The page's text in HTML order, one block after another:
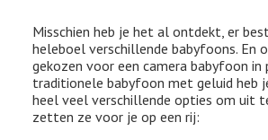
Misschien heb je het al ontdekt, er
heleboel verschillende babyfoons. En
gekozen voor een camera babyfoon in
traditionele babyfoon met geluid heb
heel veel verschillende opties om uit
zetten ze voor je op een rij: